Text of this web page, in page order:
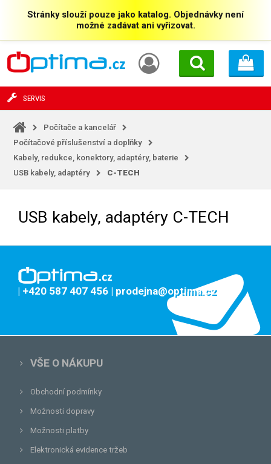
Stránky slouží pouze jako katalog. Objednávky není
možné zadávat ani vyřizovat.
SERVIS
Počítače a kancelář
Počítačové příslušenství a doplňky
Kabely, redukce, konektory, adaptéry, baterie
USB kabely, adaptéry
C-TECH
USB kabely, adaptéry C-TECH
| +420 587 407 456 | prodejna@optima.cz
VŠE O NÁKUPU
Obchodní podmínky
Možnosti dopravy
Možnosti platby
Elektronická evidence tržeb